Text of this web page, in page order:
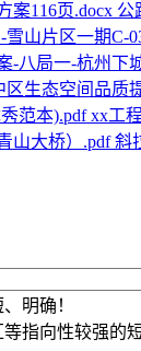
公
xx工
斜
明确！
指向性较强的